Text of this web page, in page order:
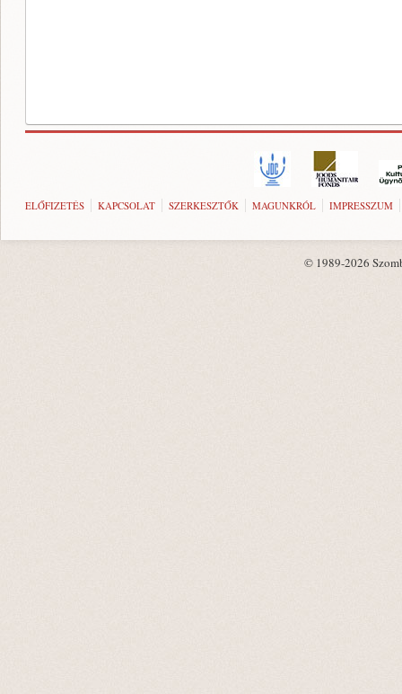
ELŐFIZETÉS KAPCSOLAT SZERKESZTŐK MAGUNKRÓL IMPRESSZUM
© 1989-2026